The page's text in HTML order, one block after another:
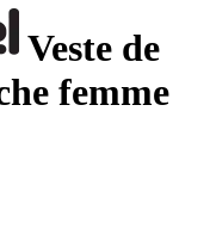
Veste de
femme